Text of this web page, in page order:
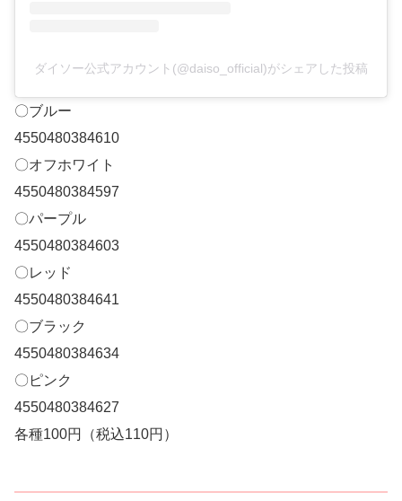
ダイソー公式アカウント(@daiso_official)がシェアした投稿
〇ブルー
4550480384610
〇オフホワイト
4550480384597
〇パープル
4550480384603
〇レッド
4550480384641
〇ブラック
4550480384634
〇ピンク
4550480384627
各種100円（税込110円）